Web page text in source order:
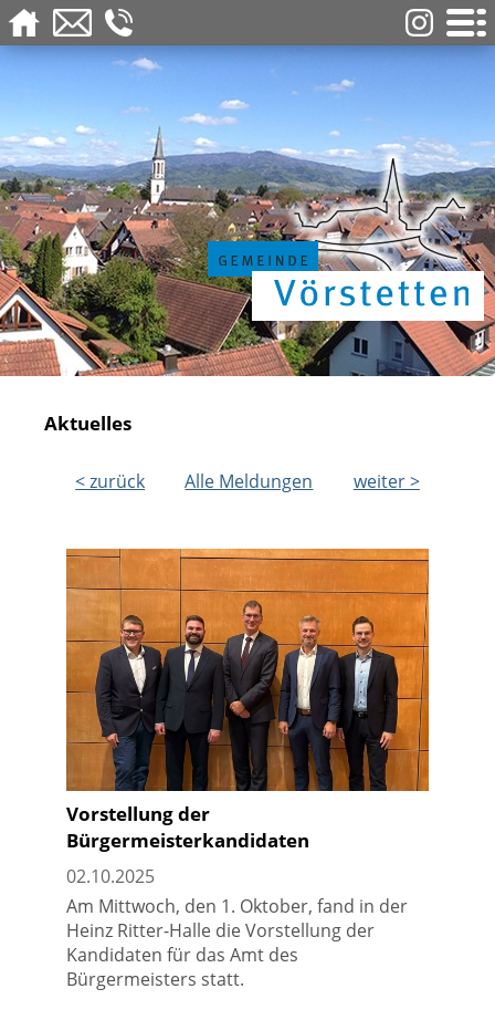
Aktuelles
< zurück Alle Meldungen weiter >
Vorstellung der
Bürgermeisterkandidaten
02.10.2025
Am Mittwoch, den 1. Oktober, fand in der
Heinz Ritter-Halle die Vorstellung der
Kandidaten für das Amt des
Bürgermeisters statt.